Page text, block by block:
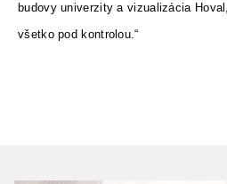
budovy univerzity a vizualizácia
všetko pod kontrolou.“